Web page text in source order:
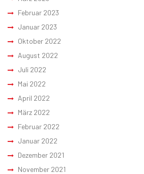
Februar 2023
Januar 2023
Oktober 2022
August 2022
Juli 2022
Mai 2022
April 2022
März 2022
Februar 2022
Januar 2022
Dezember 2021
November 2021